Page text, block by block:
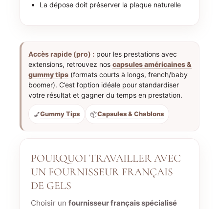
La dépose doit préserver la plaque naturelle
Accès rapide (pro) : pour les prestations avec
extensions, retrouvez nos capsules américaines &
gummy tips (formats courts à longs, french/baby
boomer). C’est l’option idéale pour standardiser
votre résultat et gagner du temps en prestation.
💅Gummy Tips 📦Capsules & Chablons
POURQUOI TRAVAILLER AVEC
UN FOURNISSEUR FRANÇAIS
DE GELS
Choisir un fournisseur français spécialisé